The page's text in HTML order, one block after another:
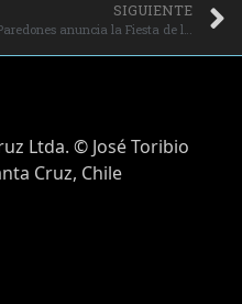
SIGUIENTE
Paredones anuncia la Fiesta de la Virgen de las Nieves 2025: tradición, cultura y devoción en su 20° versión.
Ltda. © José Toribio
Cruz, Chile